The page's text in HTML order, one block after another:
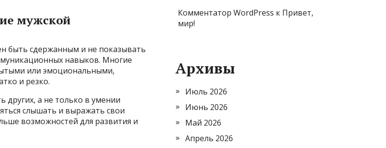
мужской
быть сдержанным и не показывать
навыков. Многие
или эмоциональными,
и резко.
других, а не только в умении
слышать и выражать свои
возможностей для развития и
Комментатор WordPress к Привет,
мир!
Архивы
Июль 2026
Июнь 2026
Май 2026
Апрель 2026